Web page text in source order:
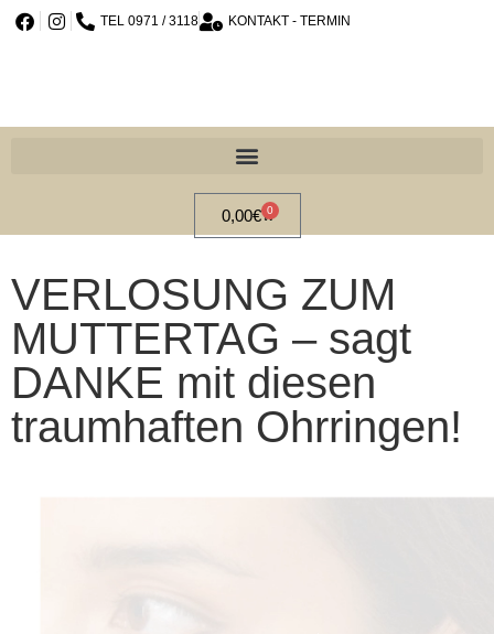
TEL 0971 / 3118 KONTAKT - TERMIN
0,00€ 0
VERLOSUNG ZUM
MUTTERTAG – sagt
DANKE mit diesen
traumhaften Ohrringen!